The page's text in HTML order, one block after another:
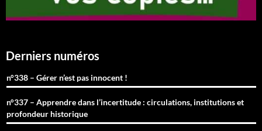
Derniers numéros
n°338 – Gérer n’est pas innocent !
n°337 – Apprendre dans l’incertitude : circulations, institutions et
profondeur historique